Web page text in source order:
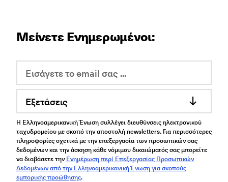
Μείνετε Ενημερωμένοι:
Εξετάσεις
Η Ελληνοαμερικανική Ένωση συλλέγει διευθύνσεις ηλεκτρονικού
ταχυδρομείου με σκοπό την αποστολή newsletters. Για περισσότερες
πληροφορίες σχετικά με την επεξεργασία των προσωπικών σας
δεδομένων και την άσκηση κάθε νόμιμου δικαιώματός σας μπορείτε
να διαβάσετε την Ενημέρωση περί Επεξεργασίας Προσωπικών
Δεδομένων από την Ελληνοαμερικανική Ένωση για σκοπούς
εμπορικής προώθησης.